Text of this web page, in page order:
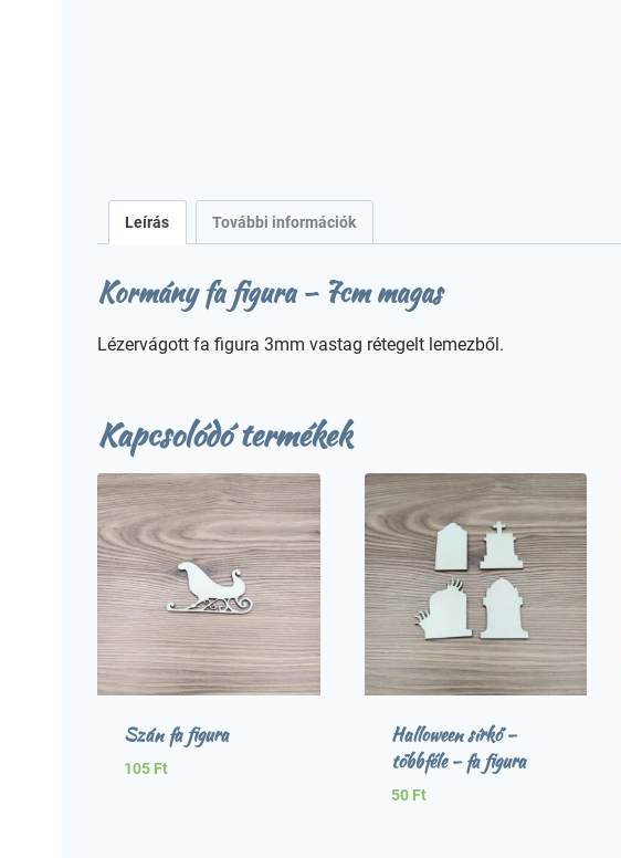
Leírás További információk
Kormány fa figura – 7cm magas
Lézervágott fa figura 3mm vastag rétegelt lemezből.
Kapcsolódó termékek
Szán fa figura
105 Ft
Halloween sírkő –
többféle – fa figura
50 Ft